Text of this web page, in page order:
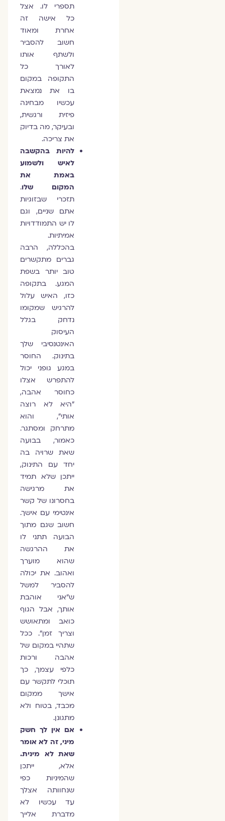
תספרי לו. אצל
כל אישה זה
אחרת ומאוד
חשוב להסביר
ולשתף אותו
לאורך כל
התקופה במקום
בו את נמצאת
עכשיו מבחינה
פיזית ורגשית,
ובעיקר, מה בדיוק
את צריכה.
להיות בהקשבה
לאיש ולשמוע
באמת את
המקום שלו.
תזכרי שבזוגיות
אתם שניים, וגם
לו יש התמודדויות
אמיתיות.
בהכללה, הרבה
גברים מתקשרים
טוב יותר בשפת
המגע. בתקופה
כזו, האיש עלול
להרגיש שמקומו
נדחק בגלל
העיסוק
האינטנסיבי שלך
בתינוק. החוסר
במגע גופני יכול
להתפרש אצלו
כחוסר אהבה,
"היא לא רוצה
אותי", והוא
מתרחק ומסתגר.
כאמור, בבועה
שאת שרויה בה
יחד עם התינוק,
ייתכן שלא תמיד
את מרגישה
בחסרונו של קשר
אינטימי עם אישך.
חשוב שגם מתוך
הבועה תתני לו
את ההרגשה
שהוא מוערך
ואהוב. את יכולה
להסביר למשל
ש"אני אוהבת
אותך, אבל הגוף
כואב ומתאושש
וצריך זמן". ככל
שתהיי במקום של
אהבה ורכות
כלפי עצמך, כך
תוכלי לתקשר עם
אישך ממקום
מכבד, בטוח ולא
מתגונן.
אם אין לך חשק
מיני, זה לא אומר
שאת לא מינית.
אלא, ייתכן
שהמיניות כפי
שנחוותה אצלך
עד עכשיו לא
מדברת אלייך